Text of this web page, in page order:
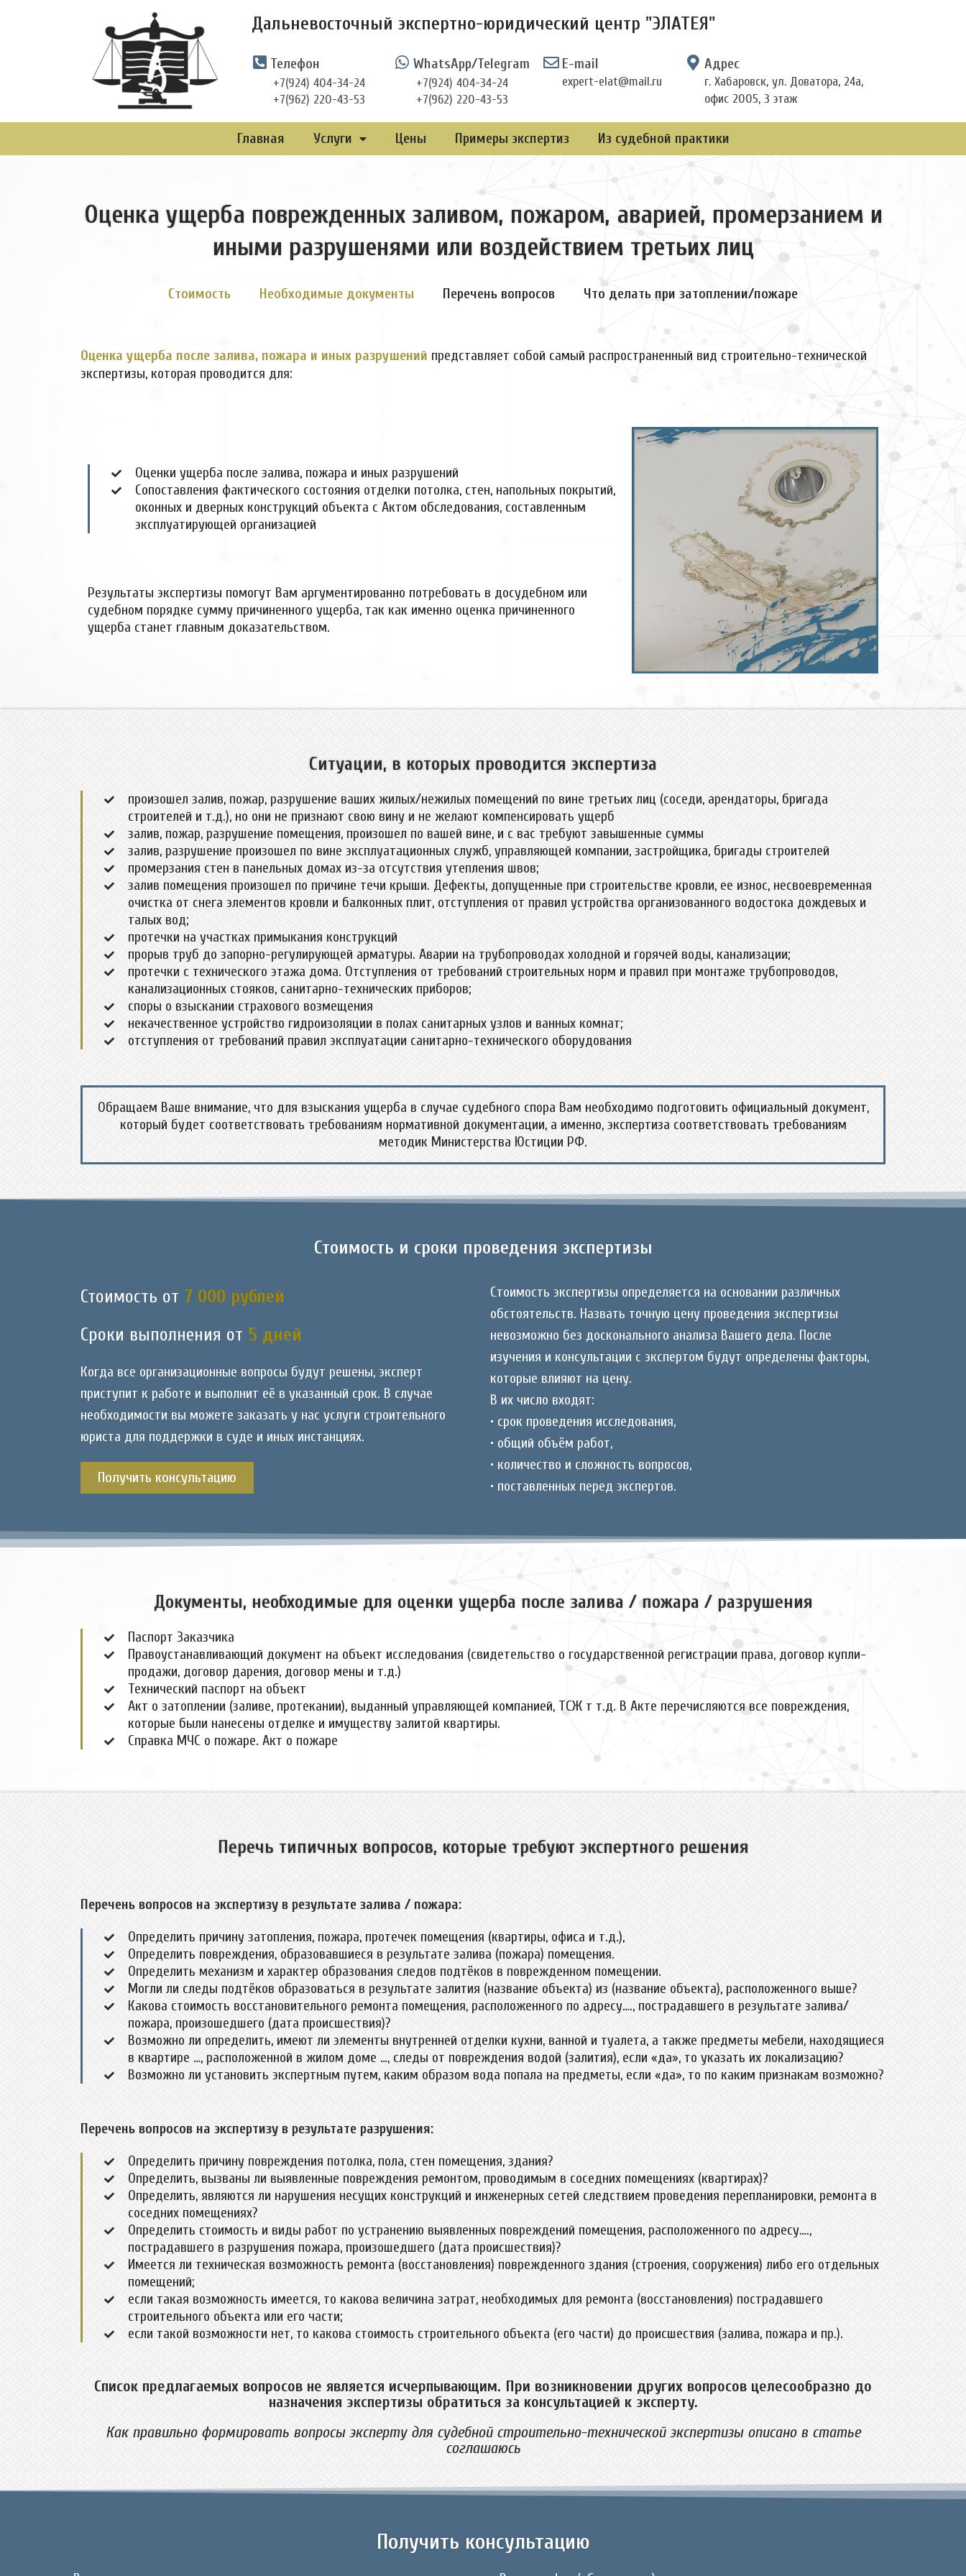
Дальневосточный экспертно-юридический центр "ЭЛАТЕЯ"
Телефон
+7(924) 404-34-24
+7(962) 220-43-53
WhatsApp/Telegram
+7(924) 404-34-24
+7(962) 220-43-53
E-mail
expert-elat@mail.ru
Адрес
г. Хабаровск, ул. Доватора, 24а,
офис 2005, 3 этаж
Главная Услуги Цены Примеры экспертиз Из судебной практики
Оценка ущерба поврежденных заливом, пожаром, аварией, промерзанием и
иными разрушенями или воздействием третьих лиц
Стоимость Необходимые документы Перечень вопросов Что делать при затоплении/пожаре
Оценка ущерба после залива, пожара и иных разрушений представляет собой самый распространенный вид строительно-технической
экспертизы, которая проводится для:
Оценки ущерба после залива, пожара и иных разрушений
Сопоставления фактического состояния отделки потолка, стен, напольных покрытий,
оконных и дверных конструкций объекта с Актом обследования, составленным
эксплуатирующей организацией
Результаты экспертизы помогут Вам аргументированно потребовать в досудебном или
судебном порядке сумму причиненного ущерба, так как именно оценка причиненного
ущерба станет главным доказательством.
Ситуации, в которых проводится экспертиза
произошел залив, пожар, разрушение ваших жилых/нежилых помещений по вине третьих лиц (соседи, арендаторы, бригада
строителей и т.д.), но они не признают свою вину и не желают компенсировать ущерб
залив, пожар, разрушение помещения, произошел по вашей вине, и с вас требуют завышенные суммы
залив, разрушение произошел по вине эксплуатационных служб, управляющей компании, застройщика, бригады строителей
промерзания стен в панельных домах из-за отсутствия утепления швов;
залив помещения произошел по причине течи крыши. Дефекты, допущенные при строительстве кровли, ее износ, несвоевременная
очистка от снега элементов кровли и балконных плит, отступления от правил устройства организованного водостока дождевых и
талых вод;
протечки на участках примыкания конструкций
прорыв труб до запорно-регулирующей арматуры. Аварии на трубопроводах холодной и горячей воды, канализации;
протечки с технического этажа дома. Отступления от требований строительных норм и правил при монтаже трубопроводов,
канализационных стояков, санитарно-технических приборов;
споры о взыскании страхового возмещения
некачественное устройство гидроизоляции в полах санитарных узлов и ванных комнат;
отступления от требований правил эксплуатации санитарно-технического оборудования
Обращаем Ваше внимание, что для взыскания ущерба в случае судебного спора Вам необходимо подготовить официальный документ,
который будет соответствовать требованиям нормативной документации, а именно, экспертиза соответствовать требованиям
методик Министерства Юстиции РФ.
Стоимость и сроки проведения экспертизы
Стоимость от 7 000 рублей
Сроки выполнения от 5 дней
Когда все организационные вопросы будут решены, эксперт
приступит к работе и выполнит её в указанный срок. В случае
необходимости вы можете заказать у нас услуги строительного
юриста для поддержки в суде и иных инстанциях.
Получить консультацию
Стоимость экспертизы определяется на основании различных
обстоятельств. Назвать точную цену проведения экспертизы
невозможно без досконального анализа Вашего дела. После
изучения и консультации с экспертом будут определены факторы,
которые влияют на цену.
В их число входят:
• срок проведения исследования,
• общий объём работ,
• количество и сложность вопросов,
• поставленных перед экспертов.
Документы, необходимые для оценки ущерба после залива / пожара / разрушения
Паспорт Заказчика
Правоустанавливающий документ на объект исследования (свидетельство о государственной регистрации права, договор купли-
продажи, договор дарения, договор мены и т.д.)
Технический паспорт на объект
Акт о затоплении (заливе, протекании), выданный управляющей компанией, ТСЖ т т.д. В Акте перечисляются все повреждения,
которые были нанесены отделке и имуществу залитой квартиры.
Справка МЧС о пожаре. Акт о пожаре
Перечь типичных вопросов, которые требуют экспертного решения
Перечень вопросов на экспертизу в результате залива / пожара:
Определить причину затопления, пожара, протечек помещения (квартиры, офиса и т.д.),
Определить повреждения, образовавшиеся в результате залива (пожара) помещения.
Определить механизм и характер образования следов подтёков в поврежденном помещении.
Могли ли следы подтёков образоваться в результате залития (название объекта) из (название объекта), расположенного выше?
Какова стоимость восстановительного ремонта помещения, расположенного по адресу…., пострадавшего в результате залива/
пожара, произошедшего (дата происшествия)?
Возможно ли определить, имеют ли элементы внутренней отделки кухни, ванной и туалета, а также предметы мебели, находящиеся
в квартире …, расположенной в жилом доме …, следы от повреждения водой (залития), если «да», то указать их локализацию?
Возможно ли установить экспертным путем, каким образом вода попала на предметы, если «да», то по каким признакам возможно?
Перечень вопросов на экспертизу в результате разрушения:
Определить причину повреждения потолка, пола, стен помещения, здания?
Определить, вызваны ли выявленные повреждения ремонтом, проводимым в соседних помещениях (квартирах)?
Определить, являются ли нарушения несущих конструкций и инженерных сетей следствием проведения перепланировки, ремонта в
соседних помещениях?
Определить стоимость и виды работ по устранению выявленных повреждений помещения, расположенного по адресу….,
пострадавшего в разрушения пожара, произошедшего (дата происшествия)?
Имеется ли техническая возможность ремонта (восстановления) поврежденного здания (строения, сооружения) либо его отдельных
помещений;
если такая возможность имеется, то какова величина затрат, необходимых для ремонта (восстановления) пострадавшего
строительного объекта или его части;
если такой возможности нет, то какова стоимость строительного объекта (его части) до происшествия (залива, пожара и пр.).
Список предлагаемых вопросов не является исчерпывающим. При возникновении других вопросов целесообразно до
назначения экспертизы обратиться за консультацией к эксперту.
Как правильно формировать вопросы эксперту для судебной строительно-технической экспертизы описано в статье
соглашаюсь
Получить консультацию